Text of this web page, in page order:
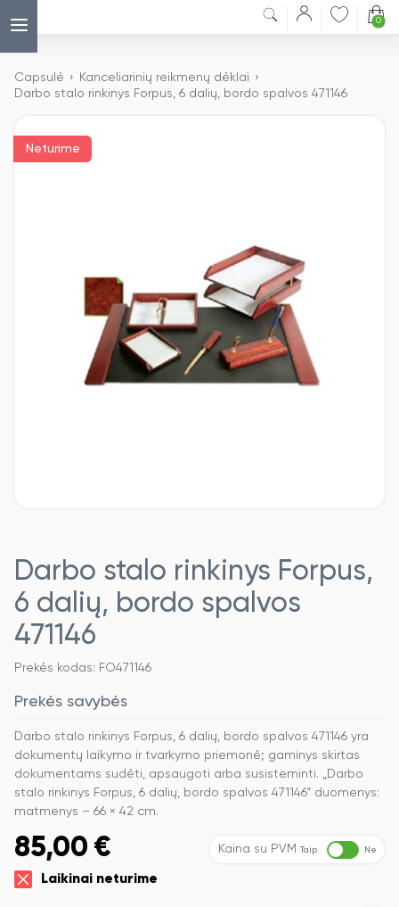
0
Capsulė › Kanceliarinių reikmenų dėklai ›
Darbo stalo rinkinys Forpus, 6 dalių, bordo spalvos 471146
Neturime
Darbo stalo rinkinys Forpus,
6 dalių, bordo spalvos
471146
Prekės kodas: FO471146
Prekės savybės
Darbo stalo rinkinys Forpus, 6 dalių, bordo spalvos 471146 yra
dokumentų laikymo ir tvarkymo priemonė; gaminys skirtas
dokumentams sudėti, apsaugoti arba susisteminti. „Darbo
stalo rinkinys Forpus, 6 dalių, bordo spalvos 471146“ duomenys:
matmenys – 66 × 42 cm.
85,00 € Kaina su PVM Taip Ne
Laikinai neturime